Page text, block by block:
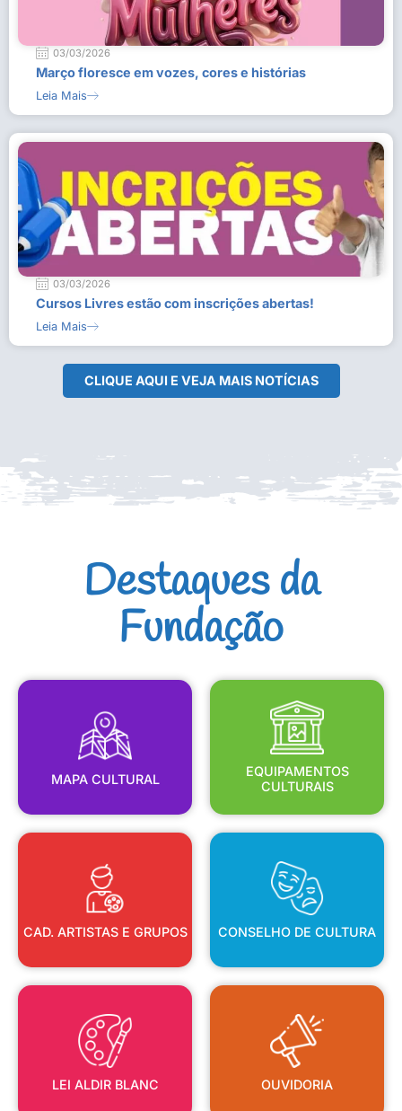
03/03/2026
Março floresce em vozes, cores e histórias
Leia Mais
03/03/2026
Cursos Livres estão com inscrições abertas!
Leia Mais
CLIQUE AQUI E VEJA MAIS NOTÍCIAS
Destaques da
Fundação
MAPA CULTURAL
MAPA CULTURAL
EQUIPAMENTOS
CULTURAIS
EQUIPAMENTOS
CULTURAIS
CAD. ARTISTAS E GRUPOS
CAD. ARTISTAS E GRUPOS
CONSELHO DE CULTURA
CONSELHO DE CULTURA
LEI ALDIR BLANC
LEI ALDIR BLANC
OUVIDORIA
OUVIDORIA